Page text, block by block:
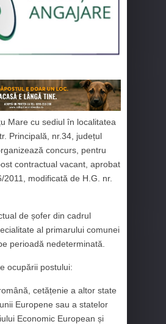
Mare cu sediul în localitatea
Principală, nr.34, județul
concurs, pentru
contractual vacant, aprobat
2011, modificată de H.G. nr.
de șofer din cadrul
al primarului comunei
perioadă nedeterminată.
ocupării postului:
cetățenie a altor state
Europene sau a statelor
Economic European și